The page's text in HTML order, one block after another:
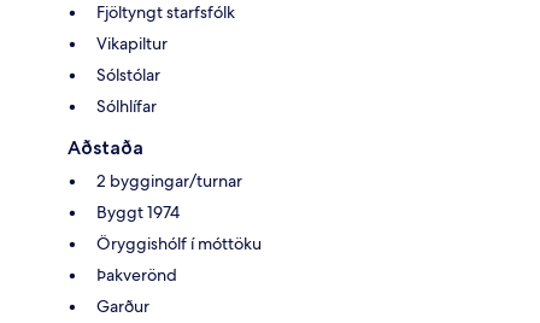
Fjöltyngt starfsfólk
Vikapiltur
Sólstólar
Sólhlífar
Aðstaða
2 byggingar/turnar
Byggt 1974
Öryggishólf í móttöku
Þakverönd
Garður